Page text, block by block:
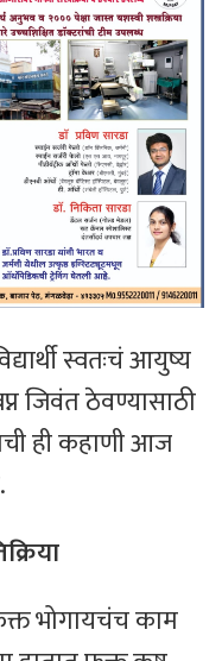
स्वतःचं आयुष्य
जिवंत ठेवण्यासाठी
ही कहाणी आज
भोगायचंच काम